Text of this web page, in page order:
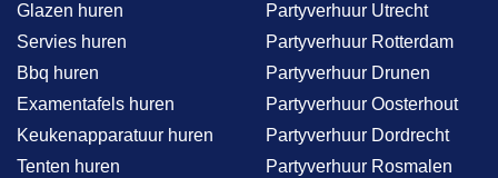
Glazen huren
Servies huren
Bbq huren
Examentafels huren
Keukenapparatuur huren
Tenten huren
Partyverhuur Utrecht
Partyverhuur Rotterdam
Partyverhuur Drunen
Partyverhuur Oosterhout
Partyverhuur Dordrecht
Partyverhuur Rosmalen